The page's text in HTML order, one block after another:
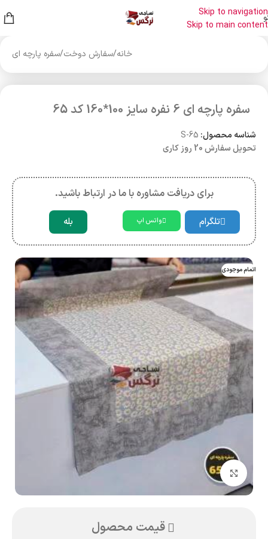
Skip to navigation
Skip to main content
خانه/سفارش دوخت/سفره پارچه ای
سفره پارچه ای 6 نفره سایز 100*160 کد 65
شناسه محصول: S-65
تحویل سفارش 20 روز کاری
برای دریافت مشاوره با ما در ارتباط باشید.
تلگرام واتس اپ بله
اتمام موجودی
بزرگنمایی تصویر
قیمت محصول